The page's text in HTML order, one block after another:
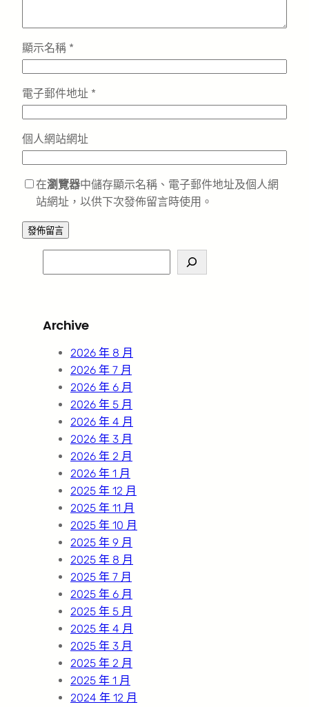
顯示名稱 *
電子郵件地址 *
個人網站網址
在瀏覽器中儲存顯示名稱、電子郵件地址及個人網
站網址，以供下次發佈留言時使用。
e
c
Archive
2026 年 8 月
2026 年 7 月
2026 年 6 月
2026 年 5 月
2026 年 4 月
2026 年 3 月
2026 年 2 月
2026 年 1 月
2025 年 12 月
2025 年 11 月
2025 年 10 月
2025 年 9 月
2025 年 8 月
2025 年 7 月
2025 年 6 月
2025 年 5 月
2025 年 4 月
2025 年 3 月
2025 年 2 月
2025 年 1 月
2024 年 12 月